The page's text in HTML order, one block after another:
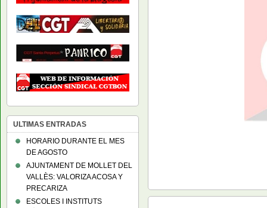
ULTIMAS ENTRADAS
HORARIO DURANTE EL MES
DE AGOSTO
AJUNTAMENT DE MOLLET DEL
VALLÈS: VALORIZA ACOSA Y
PRECARIZA
ESCOLES I INSTITUTS